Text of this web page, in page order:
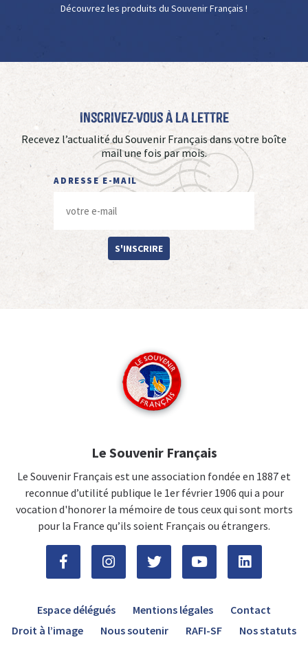
Découvrez les produits du Souvenir Français !
Inscrivez-vous à La Lettre
Recevez l’actualité du Souvenir Français dans votre boîte
mail une fois par mois.
ADRESSE E-MAIL
S'INSCRIRE
Le Souvenir Français
Le Souvenir Français est une association fondée en 1887 et
reconnue d’utilité publique le 1er février 1906 qui a pour
vocation d'honorer la mémoire de tous ceux qui sont morts
pour la France qu’ils soient Français ou étrangers.
Espace délégués Mentions légales
Contact
Droit à l’image
Nous soutenir RAFI-SF Nos statuts